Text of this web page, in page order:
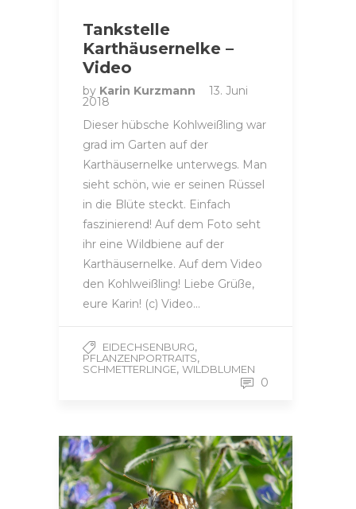
Tankstelle
Karthäusernelke –
Video
by Karin Kurzmann 13. Juni
2018
Dieser hübsche Kohlweißling war
grad im Garten auf der
Karthäusernelke unterwegs. Man
sieht schön, wie er seinen Rüssel
in die Blüte steckt. Einfach
faszinierend! Auf dem Foto seht
ihr eine Wildbiene auf der
Karthäusernelke. Auf dem Video
den Kohlweißling! Liebe Grüße,
eure Karin! (c) Video…
EIDECHSENBURG,
PFLANZENPORTRAITS,
SCHMETTERLINGE, WILDBLUMEN
0